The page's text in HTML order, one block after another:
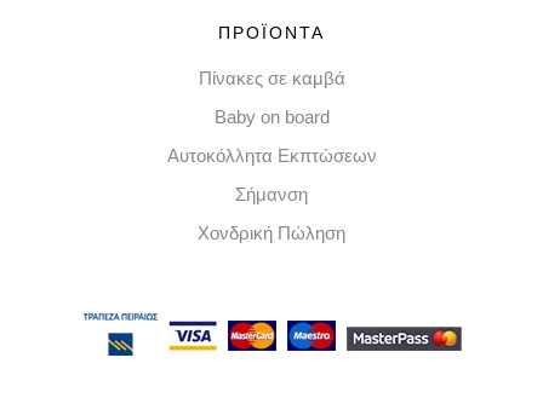
ΠΡΟΪΟΝΤΑ
Πίνακες σε καμβά
Baby on board
Αυτοκόλλητα Εκπτώσεων
Σήμανση
Χονδρική Πώληση